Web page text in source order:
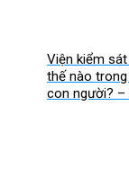
Viện kiểm
thế nào
con người? –